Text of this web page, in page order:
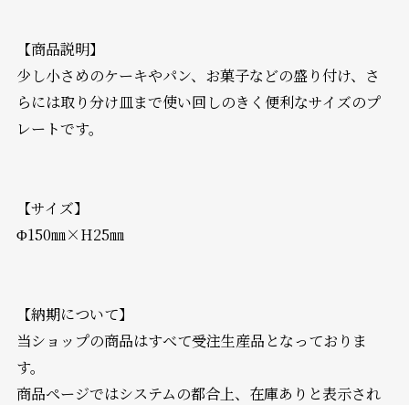
【商品説明】
少し小さめのケーキやパン、お菓子などの盛り付け、さ
らには取り分け皿まで使い回しのきく便利なサイズのプ
レートです。
【サイズ】
Φ150㎜×H25㎜
【納期について】
当ショップの商品はすべて受注生産品となっておりま
す。
商品ページではシステムの都合上、在庫ありと表示され